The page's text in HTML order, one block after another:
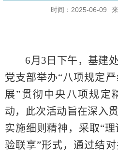
时间：2025-06-09
6月 3 日下午 ， 基建处
党支部举办“八项规定
展”贯彻中央八项规定
动， 此次活动旨在深入
实施细则精神， 采取“
验联享”形式，通过结